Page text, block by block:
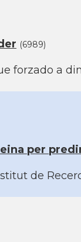
(6989)
forzado a
per
de